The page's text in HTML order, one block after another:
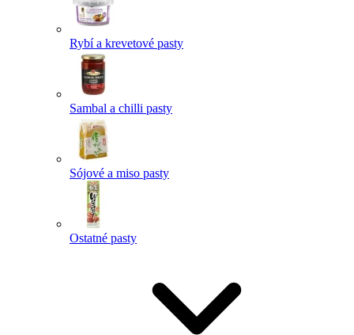
Rybí a krevetové pasty
Sambal a chilli pasty
Sójové a miso pasty
Ostatné pasty